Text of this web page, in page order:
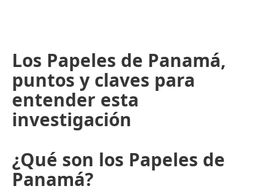
Los Papeles de Panamá,
puntos y claves para
entender esta
investigación
¿Qué son los Papeles de
Panamá?